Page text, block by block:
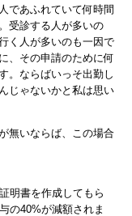
であふれていて何時間
受診する人が多いの
く人が多いのも一因で
、その申請のために何
。ならばいっそ出勤し
じゃないかと私は思い
無いならば、この場合
明書を作成してもら
の40%が減額されま